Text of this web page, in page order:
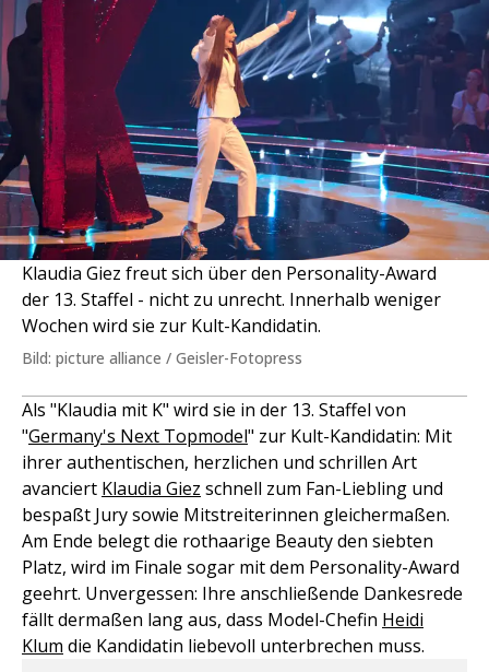
Klaudia Giez freut sich über den Personality-Award
der 13. Staffel - nicht zu unrecht. Innerhalb weniger
Wochen wird sie zur Kult-Kandidatin.
Bild: picture alliance / Geisler-Fotopress
Als "Klaudia mit K" wird sie in der 13. Staffel von
"Germany's Next Topmodel" zur Kult-Kandidatin: Mit
ihrer authentischen, herzlichen und schrillen Art
avanciert Klaudia Giez schnell zum Fan-Liebling und
bespaßt Jury sowie Mitstreiterinnen gleichermaßen.
Am Ende belegt die rothaarige Beauty den siebten
Platz, wird im Finale sogar mit dem Personality-Award
geehrt. Unvergessen: Ihre anschließende Dankesrede
fällt dermaßen lang aus, dass Model-Chefin Heidi
Klum die Kandidatin liebevoll unterbrechen muss.